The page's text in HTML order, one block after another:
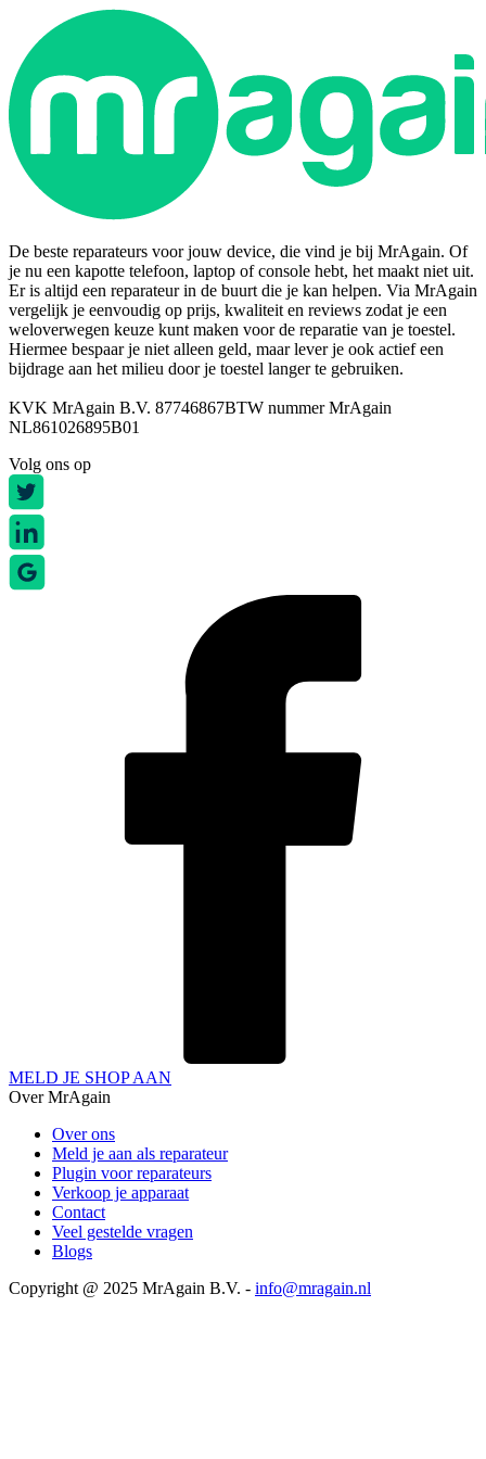
De beste reparateurs voor jouw device, die vind je bij MrAgain. Of
je nu een kapotte telefoon, laptop of console hebt, het maakt niet uit.
Er is altijd een reparateur in de buurt die je kan helpen. Via MrAgain
vergelijk je eenvoudig op prijs, kwaliteit en reviews zodat je een
weloverwegen keuze kunt maken voor de reparatie van je toestel.
Hiermee bespaar je niet alleen geld, maar lever je ook actief een
bijdrage aan het milieu door je toestel langer te gebruiken.
KVK MrAgain B.V. 87746867BTW nummer MrAgain
NL861026895B01
Volg ons op
MELD JE SHOP AAN
Over MrAgain
Over ons
Meld je aan als reparateur
Plugin voor reparateurs
Verkoop je apparaat
Contact
Veel gestelde vragen
Blogs
Copyright @ 2025 MrAgain B.V. - info@mragain.nl